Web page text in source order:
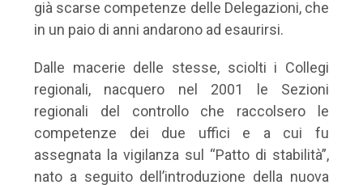
già scarse competenze delle Delegazioni, che
in un paio di anni andarono ad esaurirsi.
Dalle macerie delle stesse, sciolti i Collegi
regionali, nacquero nel 2001 le Sezioni
regionali del controllo che raccolsero le
competenze dei due uffici e a cui fu
assegnata la vigilanza sul “Patto di stabilità”,
nato a seguito dell’introduzione della nuova